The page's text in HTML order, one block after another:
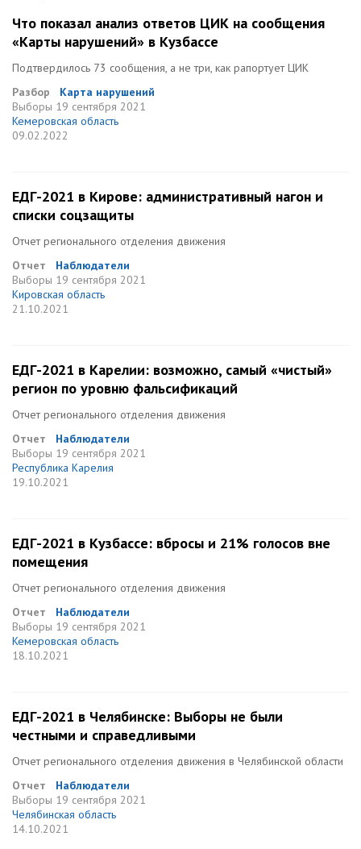
Что показал анализ ответов ЦИК на сообщения
«Карты нарушений» в Кузбассе
Подтвердилось 73 сообщения, а не три, как рапортует ЦИК
Разбор
Карта нарушений
Выборы 19 сентября 2021
Кемеровская область
09.02.2022
ЕДГ-2021 в Кирове: административный нагон и
списки соцзащиты
Отчет регионального отделения движения
Отчет
Наблюдатели
Выборы 19 сентября 2021
Кировская область
21.10.2021
ЕДГ-2021 в Карелии: возможно, самый «чистый»
регион по уровню фальсификаций
Отчет регионального отделения движения
Отчет
Наблюдатели
Выборы 19 сентября 2021
Республика Карелия
19.10.2021
ЕДГ-2021 в Кузбассе: вбросы и 21% голосов вне
помещения
Отчет регионального отделения движения
Отчет
Наблюдатели
Выборы 19 сентября 2021
Кемеровская область
18.10.2021
ЕДГ-2021 в Челябинске: Выборы не были
честными и справедливыми
Отчет регионального отделения движения в Челябинской области
Отчет
Наблюдатели
Выборы 19 сентября 2021
Челябинская область
14.10.2021